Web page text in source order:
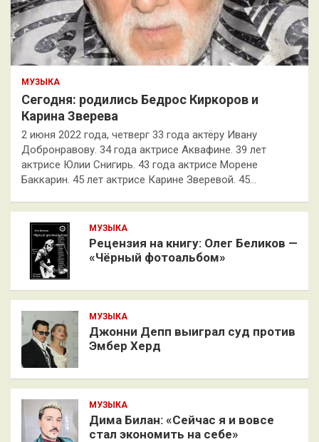
МУЗЫКА
Сегодня: родились Бедрос Киркоров и
Карина Зверева
2 июня 2022 года, четверг 33 года актёру Ивану
Добронравову. 34 года актрисе Аквафине. 39 лет
актрисе Юлии Снигирь. 43 года актрисе Морене
Баккарин. 45 лет актрисе Карине Зверевой. 45…
МУЗЫКА
Рецензия на книгу: Олег Беликов —
«Чёрный фотоальбом»
МУЗЫКА
Джонни Депп выиграл суд против
Эмбер Херд
МУЗЫКА
Дима Билан: «Сейчас я и вовсе
стал экономить на себе»